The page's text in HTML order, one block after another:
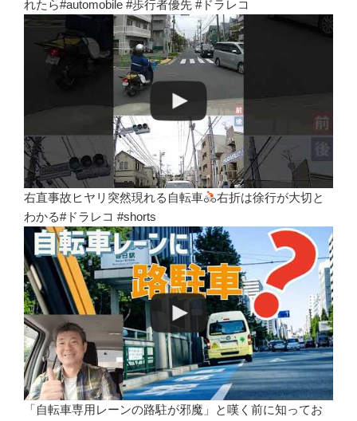
れたら#automobile #歩行者優先 #ドラレコ
右直事故ヒヤリ突然現れる自転車
右折は徐行が大切と
わかる#ドラレコ #shorts
「自転車専用レーンの路駐が邪魔」と嘆く前に知ってお